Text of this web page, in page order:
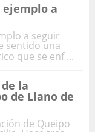
ejemplo a
a seguir
sentido una
que se enf ...
la
de Llano de
de Queipo